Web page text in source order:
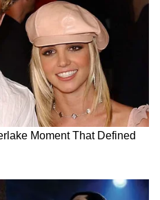
में येलो अलर्ट जारी किया
साथ बिजली गिरने की
हालात बन रहे हैं उनके
बारिश की चेतावनी है।
पंजाब सहित
मौसम विभाग ने ये